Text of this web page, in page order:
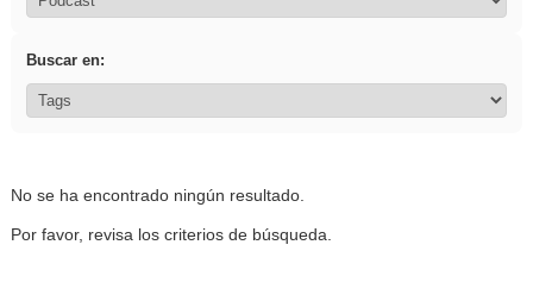
Buscar en:
No se ha encontrado ningún resultado.
Por favor, revisa los criterios de búsqueda.